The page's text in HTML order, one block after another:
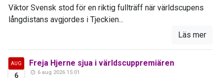
Viktor Svensk stod för en riktig fullträff när världscupens
långdistans avgjordes i Tjeckien...
Läs mer
AUG
6
Freja Hjerne sjua i världscuppremiären
6 aug 2026 15:01